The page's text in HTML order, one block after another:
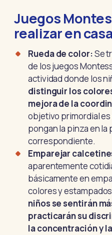
Juegos
realizar en casa
Rueda de color:Se
de los juegos
actividad donde los
distinguir los
mejora de la
objetivo primordial es
pongan la pinza en
correspondiente.
Emparejar
aparentemente
básicamente en
colores y
niños se sentirán
practicarán su
la concentración y